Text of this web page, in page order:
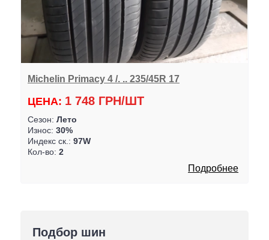
Подбор шин
Michelin Primacy 4 /. .. 235/45R 17
ЦЕНА: 1 748 ГРН/ШТ
Сезон: Лето
Износ: 30%
Индекс ск.: 97W
Кол-во: 2
Подробнее